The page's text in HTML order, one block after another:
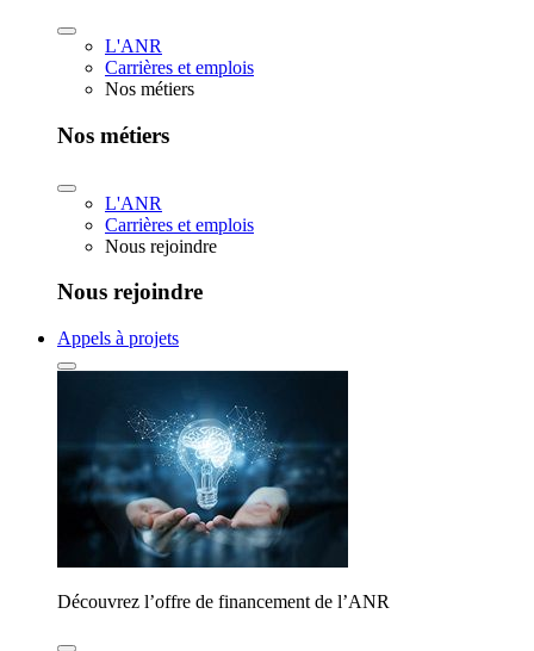
L'ANR
Carrières et emplois
Nos métiers
Nos métiers
L'ANR
Carrières et emplois
Nous rejoindre
Nous rejoindre
Appels à projets
Découvrez l’offre de financement de l’ANR